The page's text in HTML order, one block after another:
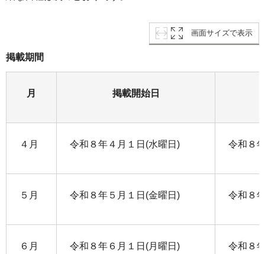
画面サイズで表示
掲載期間
月 掲載開始日
４月 令和８年４月１日(水曜日) 令和８
５月 令和８年５月１日(金曜日) 令和８
６月 令和８年６月１日(月曜日) 令和８